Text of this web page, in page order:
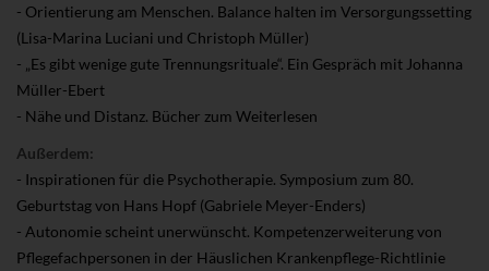
- Orientierung am Menschen. Balance halten im Versorgungssetting
(Lisa-Marina Luciani und Christoph Müller)
- „Es gibt wenige gute Trennungsrituale“. Ein Gespräch mit Johanna
Müller-Ebert
- Nähe und Distanz. Bücher zum Weiterlesen
Außerdem:
- Inspirationen für die Psychotherapie. Symposium zum 80.
Geburtstag von Hans Hopf (Gabriele Meyer-Enders)
- Autonomie scheint unerwünscht. Kompetenzerweiterung von
Pflegefachpersonen in der Häuslichen Krankenpflege-Richtlinie